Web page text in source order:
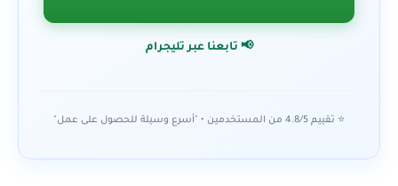
📢 تابعنا عبر تليجرام
⭐ تقييم 4.8/5 من المستخدمين • "أسرع وسيلة للحصول على عمل"